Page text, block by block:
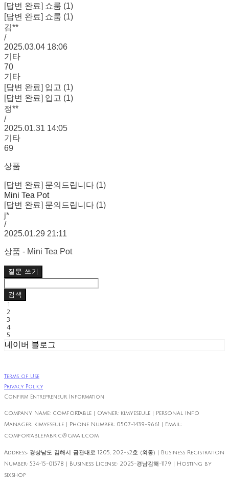
[답변 완료] 쇼룸 (1)
[답변 완료] 쇼룸 (1)
김**
/
2025.03.04 18:06
기타
70
기타
[답변 완료] 입고 (1)
[답변 완료] 입고 (1)
정**
/
2025.01.31 14:05
기타
69
상품
[답변 완료] 문의드립니다 (1)
Mini Tea Pot
[답변 완료] 문의드립니다 (1)
j*
/
2025.01.29 21:11
상품 - Mini Tea Pot
질문 쓰기
검색
1
2
3
4
5
네이버 블로그
Terms of Use
Privacy Policy
Confirm Entrepreneur Information
Company Name: comfortable | Owner: kimyeseule | Personal Info
Manager: kimyeseule | Phone Number: 0507-1439-9661 | Email:
comfortable.fabric@gmail.com
Address: 경상남도 김해시 금관대로 1205, 202-s2호 (외동) | Business Registration
Number: 534-15-01578 | Business License: 2025-경남김해-1179 | Hosting by
sixshop